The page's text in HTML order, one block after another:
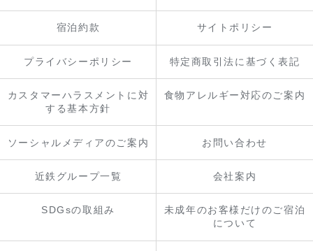
宿泊約款 サイトポリシー
プライバシーポリシー 特定商取引法に基づく表記
カスタマーハラスメントに対
する基本方針
食物アレルギー対応のご案内
ソーシャルメディアのご案内 お問い合わせ
近鉄グループ一覧 会社案内
SDGsの取組み
未成年のお客様だけのご宿泊
について